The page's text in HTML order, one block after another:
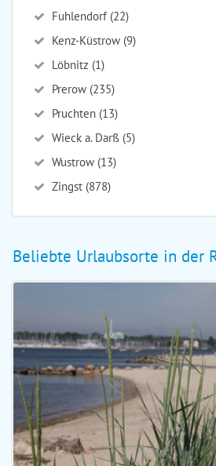
Fuhlendorf (22)
Kenz-Küstrow (9)
Löbnitz (1)
Prerow (235)
Pruchten (13)
Wieck a. Darß (5)
Wustrow (13)
Zingst (878)
Beliebte Urlaubsorte in der